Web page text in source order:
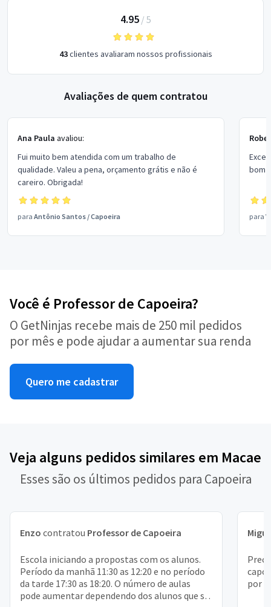
4.95/ 5
43clientes avaliaram nossos profissionais
Avaliações de quem contratou
Ana Paula avaliou:
Fui muito bem atendida com um trabalho de
qualidade. Valeu a pena, orçamento grátis e não é
careiro. Obrigada!
para Antônio Santos /Capoeira
bom
para
Você é Professor de Capoeira?
O GetNinjas recebe mais de 250 mil pedidos
por mês e pode ajudar a aumentar sua renda
Quero me cadastrar
Veja alguns pedidos similares em Macae
Esses são os últimos pedidos para Capoeira
Enzo contratou Professor de Capoeira
Escola iniciando a propostas com os alunos.
Período da manhã 11:30 as 12:20 e no período
da tarde 17:30 as 18:20. O número de aulas
pode aumentar dependendo dos alunos que se
por